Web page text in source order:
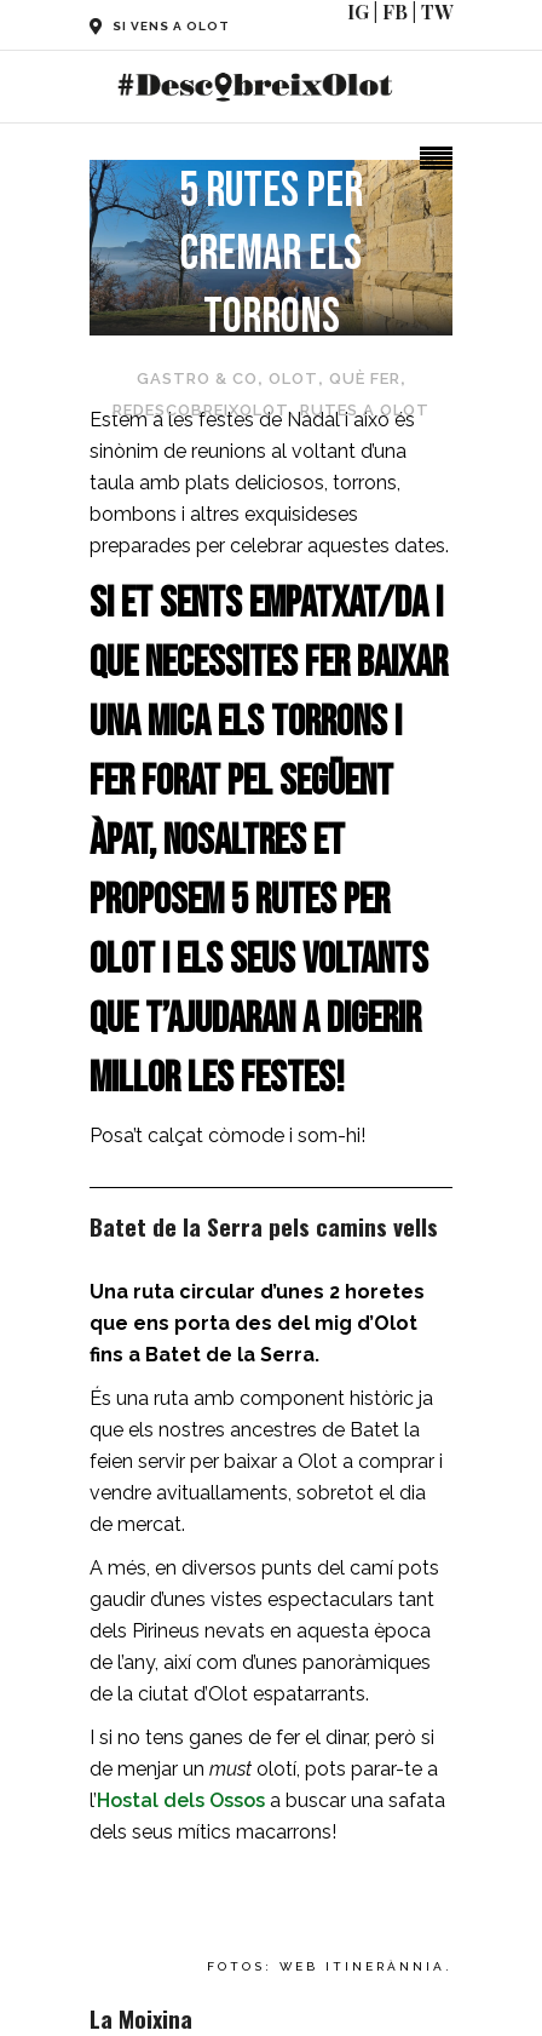
SI VENS A OLOT
IG FB TW
5 rutes per
cremar els
torrons
GASTRO & CO , OLOT , QUÈ FER ,
REDESCOBREIXOLOT,RUTES A OLOT
Estem a les festes de Nadal i això és
sinònim de reunions al voltant d’una
taula amb plats deliciosos, torrons,
bombons i altres exquisideses
preparades per celebrar aquestes dates.
Si et sents empatxat/da i
que necessites fer baixar
una mica els torrons i
fer forat pel següent
àpat, nosaltres et
proposem 5 rutes per
Olot i els seus voltants
que t’ajudaran a digerir
millor les festes!
Posa’t calçat còmode i som-hi!
Batet de la Serra pels camins vells
Una ruta circular d’unes 2 horetes
que ens porta des del mig d’Olot
fins a Batet de la Serra.
És una ruta amb component històric ja
que els nostres ancestres de Batet la
feien servir per baixar a Olot a comprar i
vendre avituallaments, sobretot el dia
de mercat.
A més, en diversos punts del camí pots
gaudir d’unes vistes espectaculars tant
dels Pirineus nevats en aquesta època
de l’any, així com d’unes panoràmiques
de la ciutat d’Olot espatarrants.
I si no tens ganes de fer el dinar, però si
de menjar un must olotí, pots parar-te a
l’Hostal dels Ossos a buscar una safata
dels seus mítics macarrons!
FOTOS: WEB ITINERÀNNIA.
La Moixina